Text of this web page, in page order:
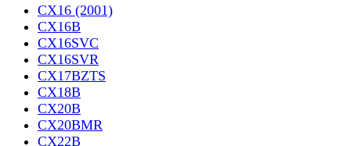
CX16 (2001)
CX16B
CX16SVC
CX16SVR
CX17BZTS
CX18B
CX20B
CX20BMR
CX22B